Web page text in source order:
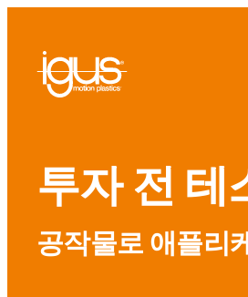
투자 전 테
공작물로 애플리